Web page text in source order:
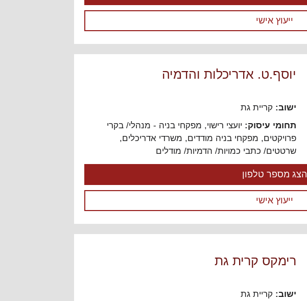
ייעוץ אישי
יוסף.ט. אדריכלות והדמיה
ישוב: קריית גת
תחומי עיסוק: יועצי רישוי, מפקחי בניה - מנהלי/ בקרי
פרויקטים, מפקחי בניה מודדים, משרדי אדריכלים,
שרטטים/ כתבי כמויות/ הדמיות/ מודלים
הצג מספר טלפון
ייעוץ אישי
רימקס קרית גת
ישוב: קריית גת